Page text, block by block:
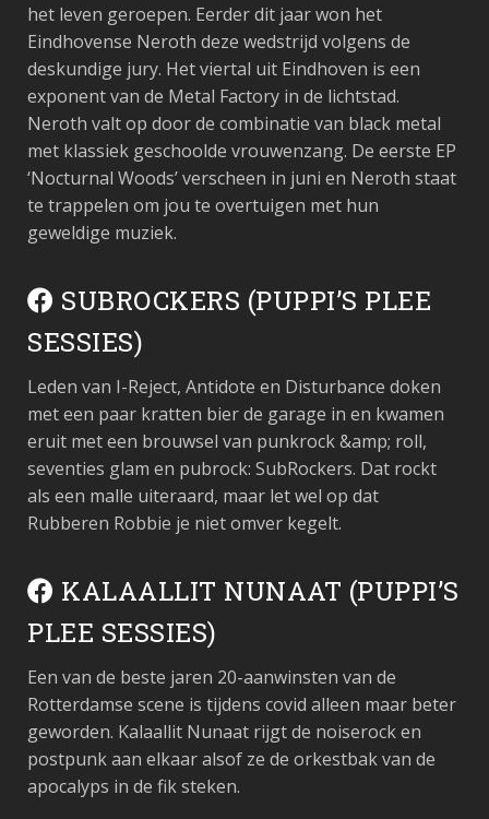
het leven geroepen. Eerder dit jaar won het
Eindhovense Neroth deze wedstrijd volgens de
deskundige jury. Het viertal uit Eindhoven is een
exponent van de Metal Factory in de lichtstad.
Neroth valt op door de combinatie van black metal
met klassiek geschoolde vrouwenzang. De eerste EP
‘Nocturnal Woods’ verscheen in juni en Neroth staat
te trappelen om jou te overtuigen met hun
geweldige muziek.
SUBROCKERS (PUPPI’S PLEE
SESSIES)
Leden van I-Reject, Antidote en Disturbance doken
met een paar kratten bier de garage in en kwamen
eruit met een brouwsel van punkrock &amp; roll,
seventies glam en pubrock: SubRockers. Dat rockt
als een malle uiteraard, maar let wel op dat
Rubberen Robbie je niet omver kegelt.
KALAALLIT NUNAAT (PUPPI’S
PLEE SESSIES)
Een van de beste jaren 20-aanwinsten van de
Rotterdamse scene is tijdens covid alleen maar beter
geworden. Kalaallit Nunaat rijgt de noiserock en
postpunk aan elkaar alsof ze de orkestbak van de
apocalyps in de fik steken.